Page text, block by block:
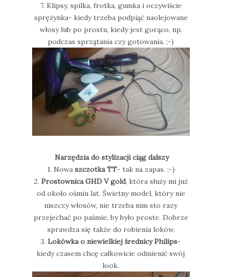
7. Klipsy, spilka, frotka, gumka i oczywiście
sprężynka- kiedy trzeba podpiąć naolejowane
włosy lub po prostu, kiedy jest gorąco, np.
podczas sprzątania czy gotowania. ;-)
Narzędzia do stylizacji ciąg dalszy
1. Nowa szczotka TT- tak na zapas. ;-)
2. Prostownica GHD V gold, która służy mi już
od około ośmiu lat. Świetny model, który nie
niszczy włosów, nie trzeba nim sto razy
przejechać po paśmie, by było proste. Dobrze
sprawdza się także do robienia loków.
3.Lokówka o niewielkiej średnicy Philips-
kiedy czasem chcę całkowicie odmienić swój
look.